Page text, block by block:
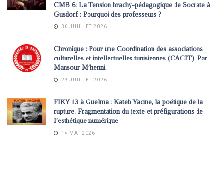
CMB 6: La Tension brachy-pédagogique de Socrate à
Gusdorf : Pourquoi des professeurs ?
30 JUILLET 2026
Chronique : Pour une Coordination des associations
culturelles et intellectuelles tunisiennes (CACIT). Par
Mansour M’henni
29 JUILLET 2026
FIKY 13 à Guelma : Kateb Yacine, la poétique de la
rupture. Fragmentation du texte et préfigurations de
l’esthétique numérique
14 MAI 2026